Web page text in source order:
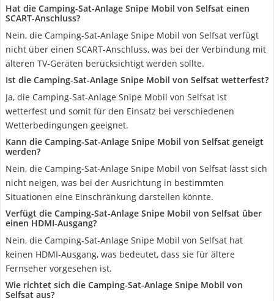
Hat die Camping-Sat-Anlage Snipe Mobil von Selfsat einen
SCART-Anschluss?
Nein, die Camping-Sat-Anlage Snipe Mobil von Selfsat verfügt
nicht über einen SCART-Anschluss, was bei der Verbindung mit
älteren TV-Geräten berücksichtigt werden sollte.
Ist die Camping-Sat-Anlage Snipe Mobil von Selfsat wetterfest?
Ja, die Camping-Sat-Anlage Snipe Mobil von Selfsat ist
wetterfest und somit für den Einsatz bei verschiedenen
Wetterbedingungen geeignet.
Kann die Camping-Sat-Anlage Snipe Mobil von Selfsat geneigt
werden?
Nein, die Camping-Sat-Anlage Snipe Mobil von Selfsat lässt sich
nicht neigen, was bei der Ausrichtung in bestimmten
Situationen eine Einschränkung darstellen könnte.
Verfügt die Camping-Sat-Anlage Snipe Mobil von Selfsat über
einen HDMI-Ausgang?
Nein, die Camping-Sat-Anlage Snipe Mobil von Selfsat hat
keinen HDMI-Ausgang, was bedeutet, dass sie für ältere
Fernseher vorgesehen ist.
Wie richtet sich die Camping-Sat-Anlage Snipe Mobil von
Selfsat aus?